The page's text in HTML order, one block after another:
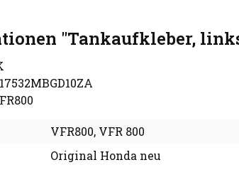
"Tankaufkleber,
VFR800, VFR 800
Original Honda neu